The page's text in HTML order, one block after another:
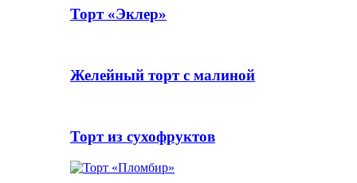
Торт «Эклер»
Желейный торт с малиной
Торт из сухофруктов